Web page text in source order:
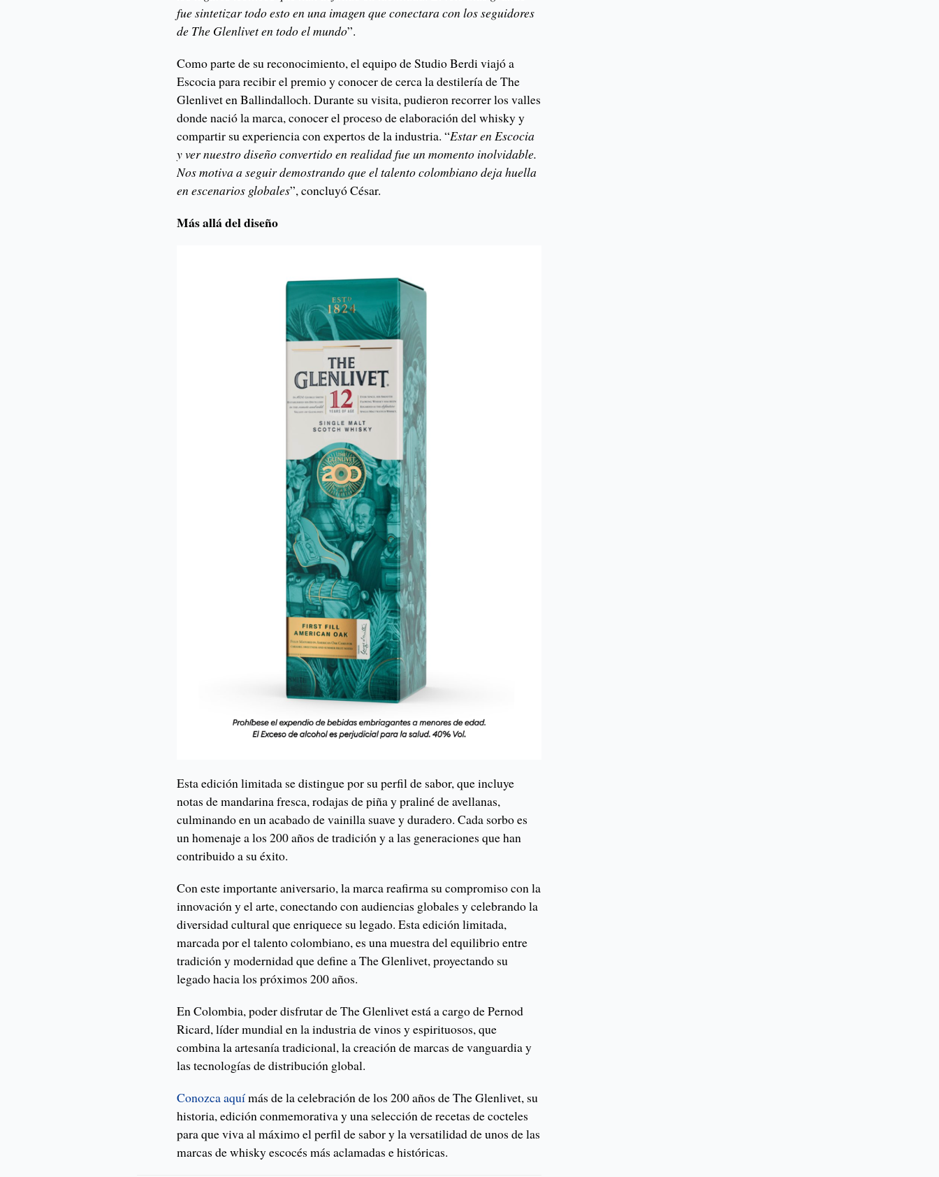
fue sintetizar todo esto en una imagen que conectara con los seguidores
de The Glenlivet en todo el mundo”.
Como parte de su reconocimiento, el equipo de Studio Berdi viajó a
Escocia para recibir el premio y conocer de cerca la destilería de The
Glenlivet en Ballindalloch. Durante su visita, pudieron recorrer los valles
donde nació la marca, conocer el proceso de elaboración del whisky y
compartir su experiencia con expertos de la industria. “Estar en Escocia
y ver nuestro diseño convertido en realidad fue un momento inolvidable.
Nos motiva a seguir demostrando que el talento colombiano deja huella
en escenarios globales”, concluyó César.
Más allá del diseño
Esta edición limitada se distingue por su perfil de sabor, que incluye
notas de mandarina fresca, rodajas de piña y praliné de avellanas,
culminando en un acabado de vainilla suave y duradero. Cada sorbo es
un homenaje a los 200 años de tradición y a las generaciones que han
contribuido a su éxito.
Con este importante aniversario, la marca reafirma su compromiso con la
innovación y el arte, conectando con audiencias globales y celebrando la
diversidad cultural que enriquece su legado. Esta edición limitada,
marcada por el talento colombiano, es una muestra del equilibrio entre
tradición y modernidad que define a The Glenlivet, proyectando su
legado hacia los próximos 200 años.
En Colombia, poder disfrutar de The Glenlivet está a cargo de Pernod
Ricard, líder mundial en la industria de vinos y espirituosos, que
combina la artesanía tradicional, la creación de marcas de vanguardia y
las tecnologías de distribución global.
Conozca aquímás de la celebración de los 200 años de The Glenlivet, su
historia, edición conmemorativa y una selección de recetas de cocteles
para que viva al máximo el perfil de sabor y la versatilidad de unos de las
marcas de whisky escocés más aclamadas e históricas.